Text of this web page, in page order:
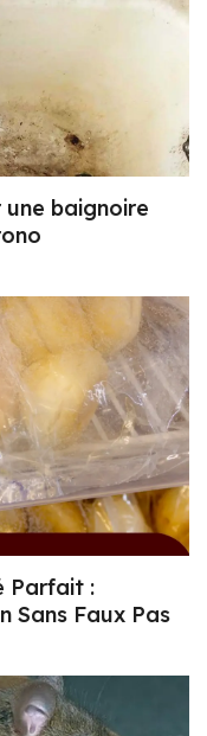
une baignoire
Parfait :
Sans Faux Pas